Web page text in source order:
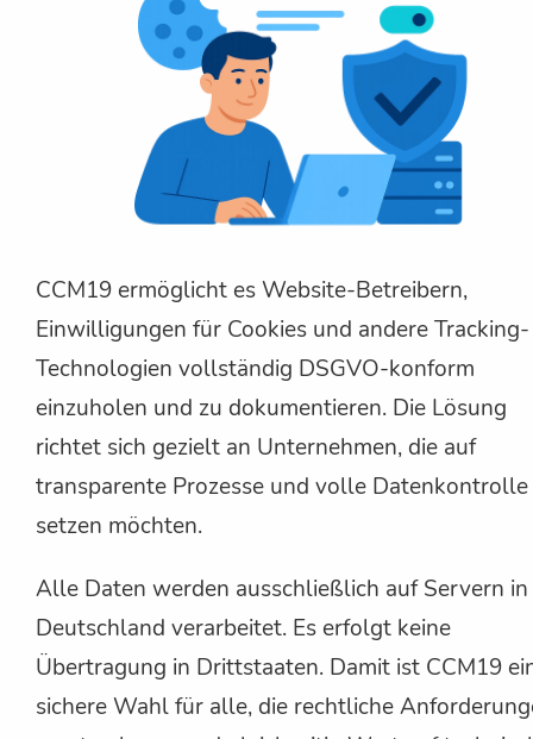
CCM19 ermöglicht es Website-Betreibern,
Einwilligungen für Cookies und andere Tracking-
Technologien vollständig DSGVO-konform
einzuholen und zu dokumentieren. Die Lösung
richtet sich gezielt an Unternehmen, die auf
transparente Prozesse und volle Datenkontrolle
setzen möchten.
Alle Daten werden ausschließlich auf Servern in
Deutschland verarbeitet. Es erfolgt keine
Übertragung in Drittstaaten. Damit ist CCM19
sichere Wahl für alle, die rechtliche